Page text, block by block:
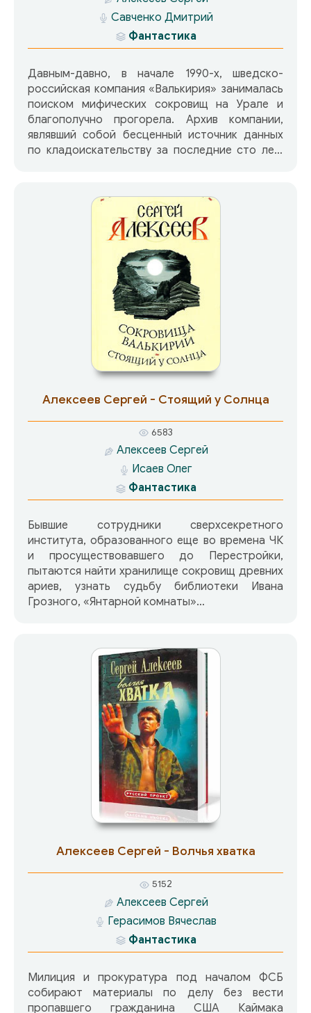
Савченко Дмитрий
Фантастика
Давным-давно, в начале 1990-х, шведско-
российская компания «Валькирия» занималась
поиском мифических сокровищ на Урале и
благополучно прогорела. Архив компании,
являвший собой бесценный источник данных
по кладоискательству за последние сто лет,
Осколково, в чье распоряжение попал архив,
пришли к выводу, что некие хранители
уральских сокровищ причастны к созданию
нового, загадочного и мощного источника
энергии под названием «соларис». Грядут
президентские выборы, олигархи бьются за
сферы влияния – «соларис» всем пришелся бы
кстати. А сыну Мамонта, вкусившему соли
знаний на Трех Таригах, ведома его тайна…
Алексеев Сергей - Стоящий у Солнца
6583
Алексеев Сергей
Исаев Олег
Фантастика
Бывшие сотрудники сверхсекретного
института, образованного еще во времена ЧК
и просуществовавшего до Перестройки,
пытаются найти хранилище сокровищ древних
ариев, узнать судьбу библиотеки Ивана
Грозного, «Янтарной комнаты»…
Алексеев Сергей - Волчья хватка
5152
Алексеев Сергей
Герасимов Вячеслав
Фантастика
Милиция и прокуратура под началом ФСБ
собирают материалы по делу без вести
пропавшего гражданина США Каймака